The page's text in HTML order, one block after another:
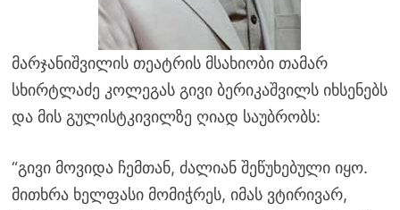
მარჯანიშვილის თეატრის მსახიობი თამარ
სხირტლაძე კოლეგას გივი ბერიკაშვილს იხსენებს
და მის გულისტკივილზე ღიად საუბრობს:
“გივი მოვიდა ჩემთან, ძალიან შეწუხებული იყო.
მითხრა ხელფასი მომიჭრეს, იმას ვტირივარ,